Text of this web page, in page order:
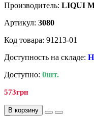
Производитель: LIQUI
Артикул: 3080
Код товара: 91213-01
Доступность на складе:
Доступно: 0шт.
573грн
В корзину